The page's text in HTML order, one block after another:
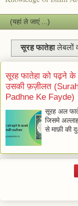
सूरह फातेहालेबलों
सूरह फातेहा को पढ़ने
उसकी फ़ज़ीलत
Padhne Ke Fayde)
सूरह अल
जिसमे
से माफ़ी की